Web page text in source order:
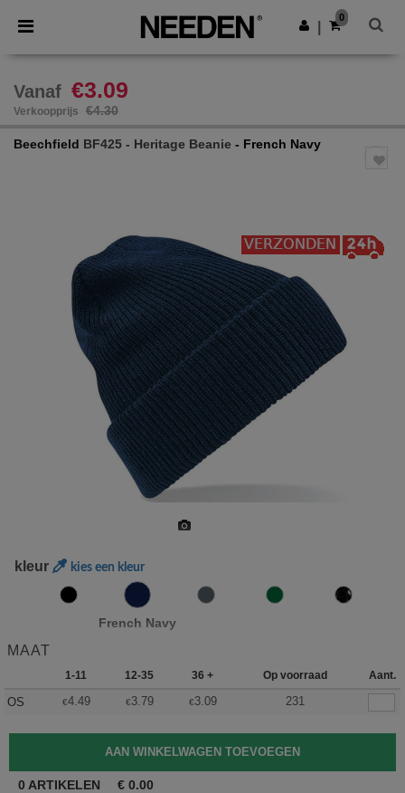
× Needen-app
Betere prijzen in de app!
Download app
0
Vanaf €3.09
Verkoopprijs €4.30
Beechfield BF425 - Heritage Beanie - French Navy
kleur kies een kleur
French Navy
MAAT
1-11 12-35 36 + Op voorraad Aant.
OS €4.49 €3.79 €3.09 231
0 ARTIKELEN € 0.00